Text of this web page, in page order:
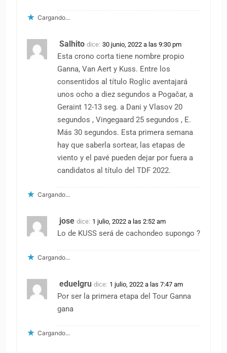
Cargando...
Salhito dice: 30 junio, 2022 a las 9:30 pm
Esta crono corta tiene nombre propio
Ganna, Van Aert y Kuss. Entre los
consentidos al título Roglic aventajará
unos ocho a diez segundos a Pogačar, a
Geraint 12-13 seg. a Dani y Vlasov 20
segundos , Vingegaard 25 segundos , E.
Más 30 segundos. Esta primera semana
hay que saberla sortear, las etapas de
viento y el pavé pueden dejar por fuera a
candidatos al título del TDF 2022.
Cargando...
jose dice: 1 julio, 2022 a las 2:52 am
Lo de KUSS será de cachondeo supongo ?
Cargando...
eduelgru dice: 1 julio, 2022 a las 7:47 am
Por ser la primera etapa del Tour Ganna
gana
Cargando...